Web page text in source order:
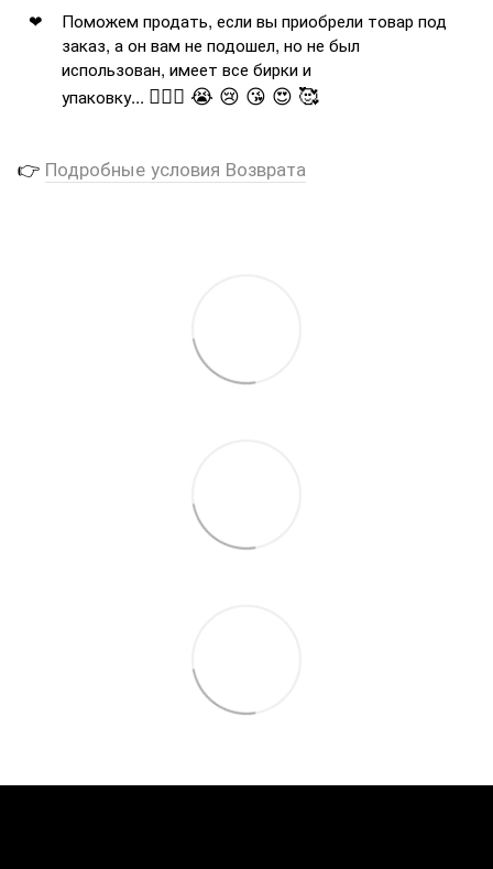
Поможем продать, если вы приобрели товар под
заказ, а он вам не подошел, но не был
использован, имеет все бирки и
упаковку... 🤦🏻‍♂️ 😭 😢 😘 😍 🥰
👉 Подробные условия Возврата